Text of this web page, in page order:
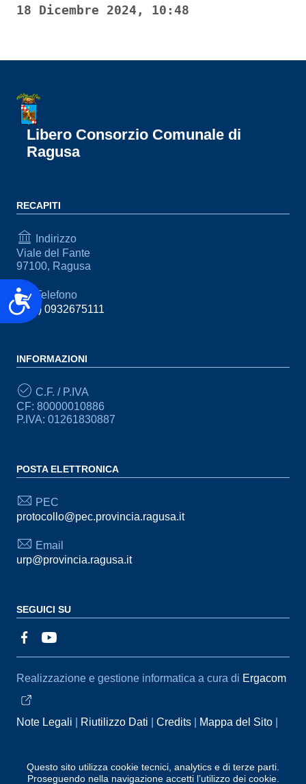
Accessibilità
Questo sito utilizza cookie tecnici, analytics e di terze parti.
Proseguendo nella navigazione accetti l’utilizzo dei cookie.
18 Dicembre 2024, 10:48
Libero Consorzio Comunale di
Ragusa
RECAPITI
Indirizzo
Viale del Fante
97100, Ragusa
Telefono
(+39) 0932675111
INFORMAZIONI
C.F. / P.IVA
CF: 80000010886
P.IVA: 01261830887
POSTA ELETTRONICA
PEC
protocollo@pec.provincia.ragusa.it
Email
urp@provincia.ragusa.it
SEGUICI SU
Sezione Link Utili
Realizzazione e gestione informatica a cura di Ergacom
Note Legali Riutilizzo Dati Credits
Mappa del Sito
Segnalazioni
Statistiche accessi
Dichiarazione di